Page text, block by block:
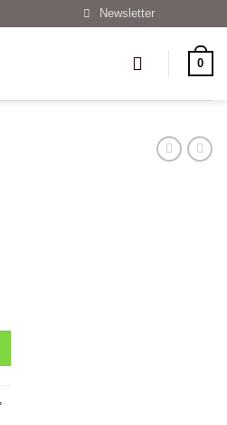
Newsletter
0